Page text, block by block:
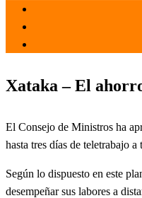
Xataka – El
El Consejo de Ministros ha
hasta tres días de teletrabajo
Según lo dispuesto en este
desempeñar sus labores a